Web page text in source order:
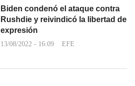
Biden condenó el ataque contra
Rushdie y reivindicó la libertad de
expresión
13/08/2022 - 16:09 EFE